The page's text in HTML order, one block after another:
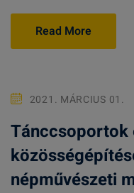
Read More
2021. MÁRCIUS 01.
Tánccsoportok
népművészeti